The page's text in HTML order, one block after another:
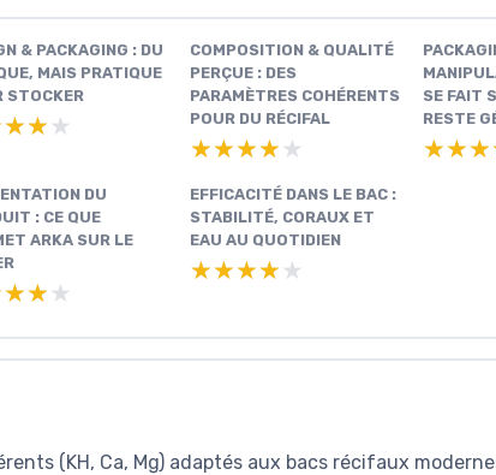
& PACKAGING : DU
MAIS PRATIQUE
STOCKER
COMPOSITION & QUALITÉ
PERÇUE : DES
PARAMÈTRES COHÉRENTS
POUR DU RÉCIFAL
★★★★★
★★★★★
SE FAIT
RESTE
DU
: CE QUE
ARKA SUR LE
EFFICACITÉ DANS LE BAC :
STABILITÉ, CORAUX ET
EAU AU QUOTIDIEN
★★★★★
★★★★★
(KH, Ca, Mg) adaptés aux bacs récifaux